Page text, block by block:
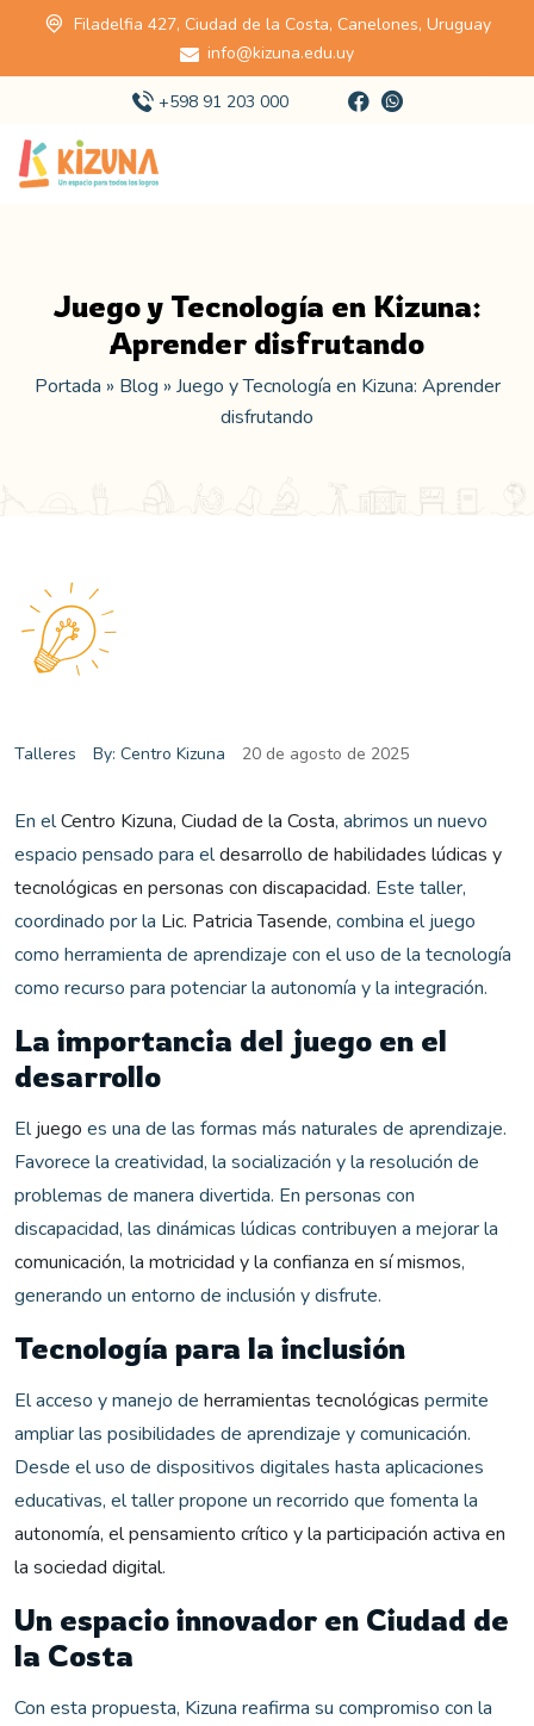
Filadelfia 427, Ciudad de la Costa, Canelones, Uruguay
info@kizuna.edu.uy
+598 91 203 000
Juego y Tecnología en Kizuna:
Aprender disfrutando
Portada » Blog » Juego y Tecnología en Kizuna: Aprender
disfrutando
Talleres By: Centro Kizuna 20 de agosto de 2025
En elCentro Kizuna, Ciudad de la Costa, abrimos un nuevo
espacio pensado para eldesarrollo de habilidades lúdicas y
tecnológicas en personas con discapacidad. Este taller,
coordinado por la Lic. Patricia Tasende, combina el juego
como herramienta de aprendizaje con el uso de la tecnología
como recurso para potenciar la autonomía y la integración.
La importancia del juego en el
desarrollo
Eljuego es una de las formas más naturales de aprendizaje.
Favorece la creatividad, la socialización y la resolución de
problemas de manera divertida. En personas con
discapacidad, las dinámicas lúdicas contribuyen a mejorar la
comunicación, la motricidad y la confianza en sí mismos,
generando un entorno de inclusión y disfrute.
Tecnología para la inclusión
El acceso y manejo de herramientas tecnológicas permite
ampliar las posibilidades de aprendizaje y comunicación.
Desde el uso de dispositivos digitales hasta aplicaciones
educativas, el taller propone un recorrido que fomenta la
autonomía, el pensamiento crítico y la participación activa en
la sociedad digital.
Un espacio innovador en Ciudad de
la Costa
Con esta propuesta, Kizuna reafirma su compromiso con la